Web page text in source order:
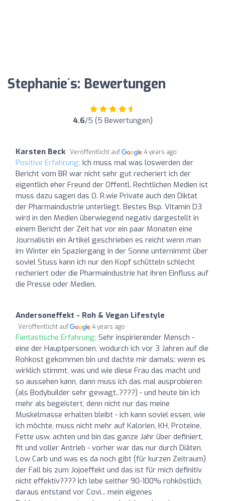
Stephanie´s: Bewertungen
4.6/5 (5 Bewertungen)
Karsten Beck Veröffentlicht auf 4 years ago
Positive Erfahrung: Ich muss mal was loswerden der
Bericht vom BR war nicht sehr gut recheriert ich der
eigentlich eher Freund der Offentl. Rechtlichen Medien ist
muss dazu sagen das O. R.wie Private auch den Diktat
der Pharmaindustrie unterliegt. Bestes Bsp. Vitamin D3
wird in den Medien überwiegend negativ dargestellt in
einem Bericht der Zeit hat vor ein paar Monaten eine
Journalistin ein Artikel geschrieben es reicht wenn man
im Winter ein Spaziergang in der Sonne unternimmt über
soviel Stuss kann ich nur den Kopf schütteln schlecht
recheriert oder die Pharmaindustrie hat ihren Einfluss auf
die Presse oder Medien.
Andersoneffekt - Roh & Vegan Lifestyle
Veröffentlicht auf 4 years ago
Fantastische Erfahrung: Sehr inspirierender Mensch -
eine der Hauptpersonen, wodurch ich vor 3 Jahren auf die
Rohkost gekommen bin und dachte mir damals: wenn es
wirklich stimmt, was und wie diese Frau das macht und
so aussehen kann, dann muss ich das mal ausprobieren
(als Bodybuilder sehr gewagt..????) - und heute bin ich
mehr als begeistert, denn nicht nur das meine
Muskelmasse erhalten bleibt - ich kann soviel essen, wie
ich möchte, muss nicht mehr auf Kalorien, KH, Proteine,
Fette usw. achten und bin das ganze Jahr über definiert,
fit und voller Antrieb - vorher war das nur durch Diäten,
Low Carb und was es da noch gibt (für kurzen Zeitraum)
der Fall bis zum Jojoeffekt und das ist für mich definitiv
nicht effektiv???? Ich lebe seither 90-100% rohköstlich,
daraus entstand vor Covi... mein eigenes